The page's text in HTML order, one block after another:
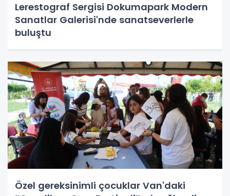
Lerestograf Sergisi Dokumapark Modern
Sanatlar Galerisi'nde sanatseverlerle
buluştu
Özel gereksinimli çocuklar Van'daki